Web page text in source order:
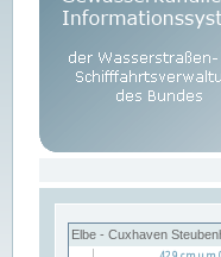
Elbe - Cuxhaven